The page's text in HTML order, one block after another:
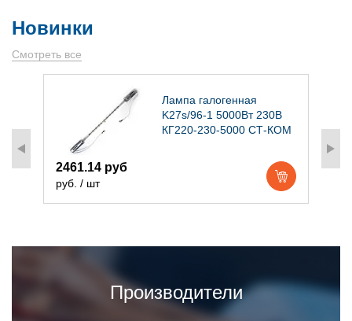
Новинки
Смотреть все
Лампа галогенная
K27s/96-1 5000Вт 230В
КГ220-230-5000 СТ-КОМ
2461.14 руб
руб. / шт
Производители